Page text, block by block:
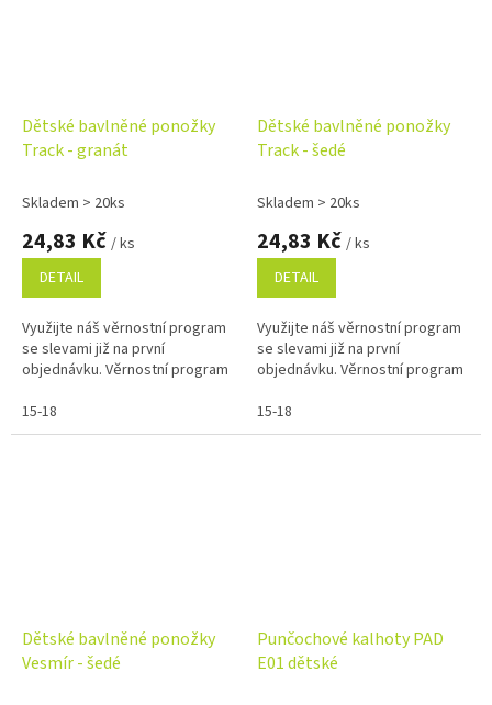
Dětské bavlněné ponožky
Track - granát
Skladem > 20ks
24,83 Kč / ks
DETAIL
Využijte náš věrnostní program
se slevami již na první
objednávku. Věrnostní program
15-18
Dětské bavlněné ponožky
Track - šedé
Skladem > 20ks
24,83 Kč / ks
DETAIL
Využijte náš věrnostní program
se slevami již na první
objednávku. Věrnostní program
15-18
Dětské bavlněné ponožky
Vesmír - šedé
Punčochové kalhoty PAD
E01 dětské